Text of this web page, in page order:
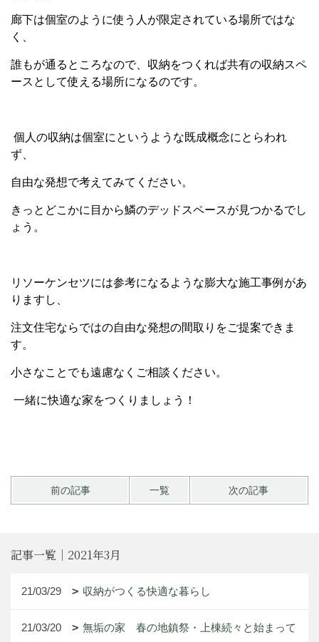
廊下は個室のように使う人が限定されている場所ではな
く、
誰もが通るところなので、収納をつくれば共有の収納スペ
ースとして使える場所になるのです。
個人の収納は個室にというような既成概念にとらわれ
ず、
自由な発想で考えてみてください。
きっとどこかに目から鱗のデッドスペースが見つかるでし
ょう。
リソーケンセツには参考になるような膨大な施工事例があ
りますし、
注文住宅ならではの自由な発想の間取りをご提案できま
す。
小さなことでも遠慮なくご相談ください。
一緒に快適な家をつくりましょう！
前の記事 一覧 次の記事
記事一覧｜2021年3月
21/03/29 収納がつくる快適な暮らし
21/03/20
無垢の家 春の地鎮祭・上棟続々と始まって